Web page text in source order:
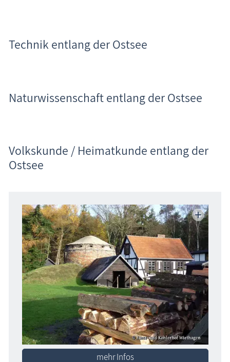
Technik entlang der Ostsee
Naturwissenschaft entlang der Ostsee
Volkskunde / Heimatkunde entlang der
Ostsee
mehr Infos